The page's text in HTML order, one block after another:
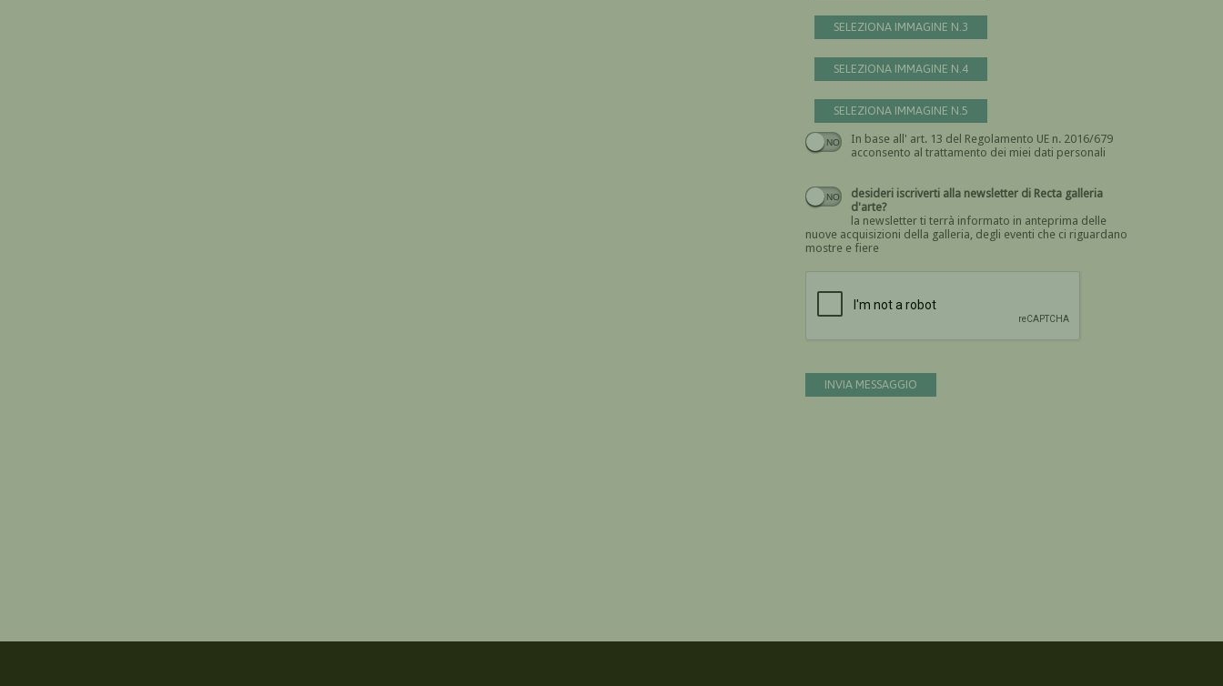
SELEZIONA IMMAGINE N.3
SELEZIONA IMMAGINE N.4
SELEZIONA IMMAGINE N.5
In base all' art. 13 del Regolamento UE n. 2016/679
acconsento al trattamento dei miei dati personali
Devi dare il consenso
desideri iscriverti alla newsletter di Recta galleria
d'arte?
la newsletter ti terrà informato in anteprima delle
nuove acquisizioni della galleria, degli eventi che ci riguardano
mostre e fiere
INVIA MESSAGGIO